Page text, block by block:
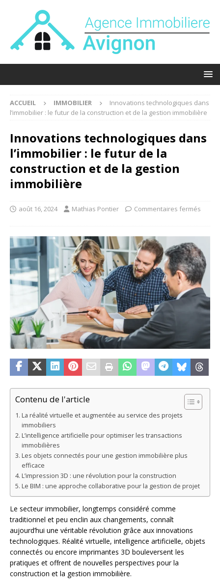
ACCUEIL IMMOBILIER
Innovations technologiques dans
l’immobilier : le futur de la construction et de la gestion immobilière
Innovations technologiques dans
l’immobilier : le futur de la
construction et de la gestion
immobilière
août 16, 2024 Mathias Pontier Commentaires fermés
Contenu de l'article
La réalité virtuelle et augmentée au service des projets
immobiliers
L’intelligence artificielle pour optimiser les transactions
immobilières
Les objets connectés pour une gestion immobilière plus
efficace
L’impression 3D : une révolution pour la construction
Le BIM : une approche collaborative pour la gestion de projet
Le secteur immobilier, longtemps considéré comme
traditionnel et peu enclin aux changements, connaît
aujourd’hui une véritable révolution grâce aux innovations
technologiques. Réalité virtuelle, intelligence artificielle, objets
connectés ou encore imprimantes 3D bouleversent les
pratiques et offrent de nouvelles perspectives pour la
construction et la gestion immobilière.